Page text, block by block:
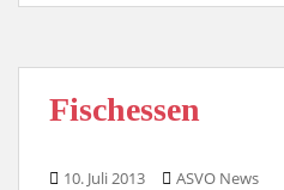
Fischessen
10. Juli 2013 ASVO News